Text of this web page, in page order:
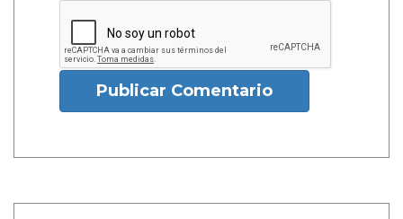
Publicar Comentario